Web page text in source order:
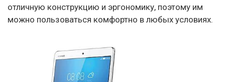
отличную конструкцию и эргономику, поэтому им
можно пользоваться комфортно в любых условиях.